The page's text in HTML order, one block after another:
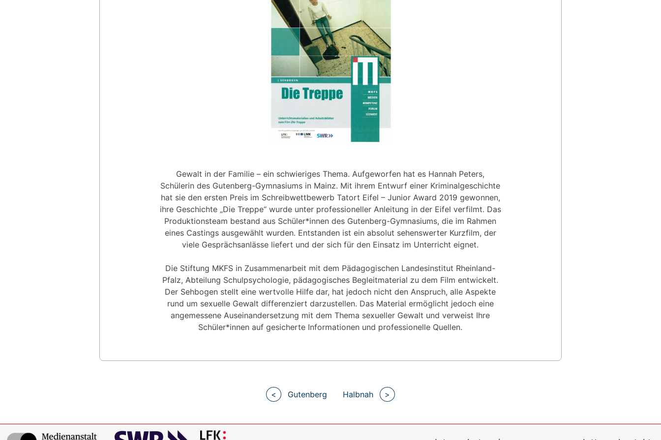
Gewalt in der Familie – ein schwieriges Thema. Aufgeworfen hat es Hannah Peters,
Schülerin des Gutenberg-Gymnasiums in Mainz. Mit ihrem Entwurf einer Kriminalgeschichte
hat sie den ersten Preis im Schreibwettbewerb Tatort Eifel – Junior Award 2019 gewonnen,
ihre Geschichte „Die Treppe“ wurde unter professioneller Anleitung in der Eifel verfilmt. Das
Produktionsteam bestand aus Schüler*innen des Gutenberg-Gymnasiums, die im Rahmen
eines Castings ausgewählt wurden. Entstanden ist ein absolut sehenswerter Kurzfilm, der
viele Gesprächsanlässe liefert und der sich für den Einsatz im Unterricht eignet.
Die Stiftung MKFS in Zusammenarbeit mit dem Pädagogischen Landesinstitut Rheinland-
Pfalz, Abteilung Schulpsychologie, pädagogisches Begleitmaterial zu dem Film entwickelt.
Der Sehbogen stellt eine wertvolle Hilfe dar, hat jedoch nicht den Anspruch, alle Aspekte
rund um sexuelle Gewalt differenziert darzustellen. Das Material ermöglicht jedoch eine
angemessene Auseinandersetzung mit dem Thema sexueller Gewalt und verweist Ihre
Schüler*innen auf gesicherte Informationen und professionelle Quellen.
Beitragsnavigation
< Gutenberg Halbnah >